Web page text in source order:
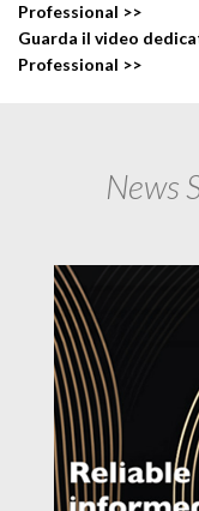
Professional >>
Guarda il video
Professional >>
News